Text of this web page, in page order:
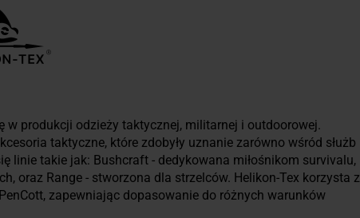
w produkcji odzieży taktycznej, militarnej i outdoorowej.
taktyczne, które zdobyły uznanie zarówno wśród służb
linie takie jak: Bushcraft - dedykowana miłośnikom survivalu,
oraz Range - stworzona dla strzelców. Helikon-Tex korzysta z
zapewniając dopasowanie do różnych warunków